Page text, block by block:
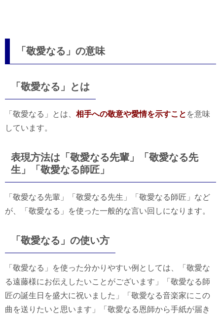
「敬愛なる」の意味
「敬愛なる」とは
「敬愛なる」とは、 相手への敬意や愛情を示すこと を意味
しています。
表現方法は「敬愛なる先輩」「敬愛なる先
生」「敬愛なる師匠」
「敬愛なる先輩」「敬愛なる先生」「敬愛なる師匠」など
が、「敬愛なる」を使った一般的な言い回しになります。
「敬愛なる」の使い方
「敬愛なる」を使った分かりやすい例としては、「敬愛な
る遠藤様にお伝えしたいことがございます」「敬愛なる師
匠の誕生日を盛大に祝いました」「敬愛なる音楽家にこの
曲を送りたいと思います」「敬愛なる恩師から手紙が届き